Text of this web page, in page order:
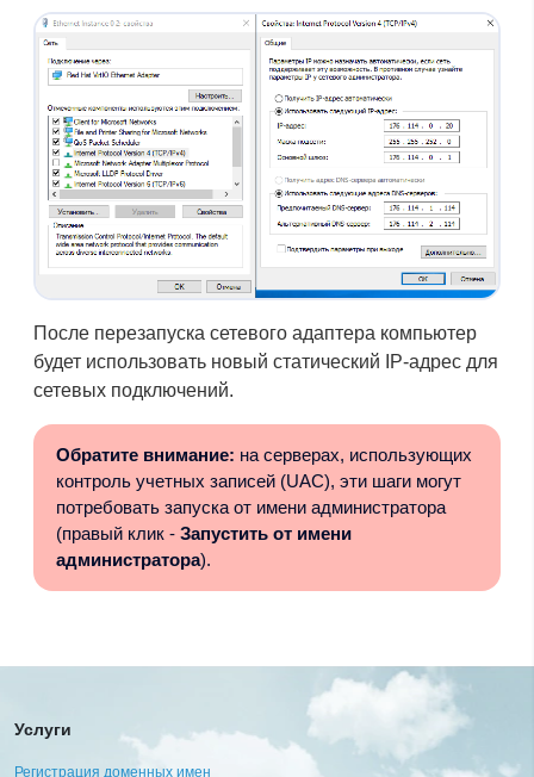
После перезапуска сетевого адаптера компьютер
будет использовать новый статический IP-адрес для
сетевых подключений.
Обратите внимание: на серверах, использующих
контроль учетных записей (UAC), эти шаги могут
потребовать запуска от имени администратора
(правый клик - Запустить от имени
администратора).
Услуги
Регистрация доменных имен